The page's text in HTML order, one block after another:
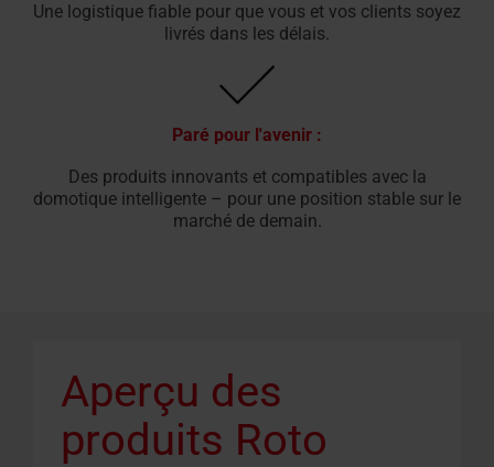
Une logistique fiable pour que vous et vos clients soyez
livrés dans les délais.
Paré pour l'avenir :
Des produits innovants et compatibles avec la
domotique intelligente – pour une position stable sur le
marché de demain.
Aperçu des
produits Roto